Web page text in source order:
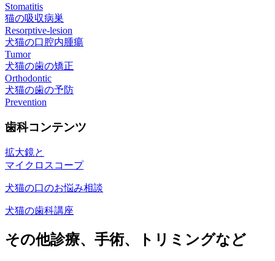
Stomatitis
猫の吸収病巣
Resorptive-lesion
犬猫の口腔内腫瘍
Tumor
犬猫の歯の矯正
Orthodontic
犬猫の歯の予防
Prevention
歯科コンテンツ
拡大鏡と
マイクロスコープ
犬猫の口のお悩み相談
犬猫の歯科講座
その他診療、手術、トリミングなど